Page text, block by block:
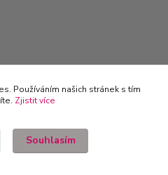
Používáním našich stránek s tím
Zjistit více
Souhlasím